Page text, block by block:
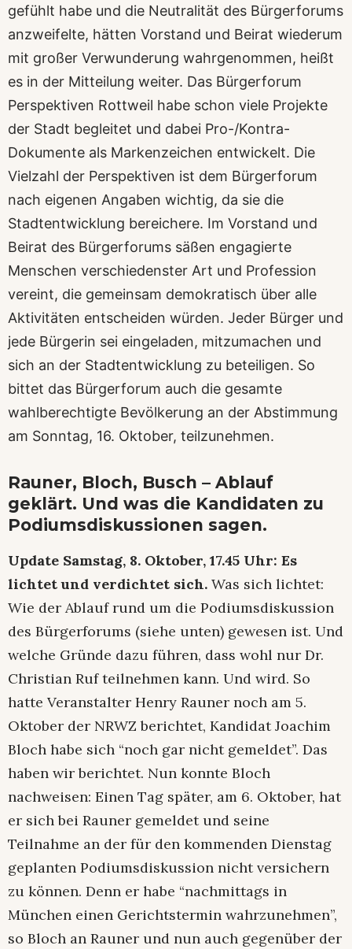
gefühlt habe und die Neutralität des Bürgerforums
anzweifelte, hätten Vorstand und Beirat wiederum
mit großer Verwunderung wahrgenommen, heißt
es in der Mitteilung weiter. Das Bürgerforum
Perspektiven Rottweil habe schon viele Projekte
der Stadt begleitet und dabei Pro-/Kontra-
Dokumente als Markenzeichen entwickelt. Die
Vielzahl der Perspektiven ist dem Bürgerforum
nach eigenen Angaben wichtig, da sie die
Stadtentwicklung bereichere. Im Vorstand und
Beirat des Bürgerforums säßen engagierte
Menschen verschiedenster Art und Profession
vereint, die gemeinsam demokratisch über alle
Aktivitäten entscheiden würden. Jeder Bürger und
jede Bürgerin sei eingeladen, mitzumachen und
sich an der Stadtentwicklung zu beteiligen. So
bittet das Bürgerforum auch die gesamte
wahlberechtigte Bevölkerung an der Abstimmung
am Sonntag, 16. Oktober, teilzunehmen.
Rauner, Bloch, Busch – Ablauf
geklärt. Und was die Kandidaten zu
Podiumsdiskussionen sagen.
Update Samstag, 8. Oktober, 17.45 Uhr: Es
lichtet und verdichtet sich. Was sich lichtet:
Wie der Ablauf rund um die Podiumsdiskussion
des Bürgerforums (siehe unten) gewesen ist. Und
welche Gründe dazu führen, dass wohl nur Dr.
Christian Ruf teilnehmen kann. Und wird. So
hatte Veranstalter Henry Rauner noch am 5.
Oktober der NRWZ berichtet, Kandidat Joachim
Bloch habe sich “noch gar nicht gemeldet”. Das
haben wir berichtet. Nun konnte Bloch
nachweisen: Einen Tag später, am 6. Oktober, hat
er sich bei Rauner gemeldet und seine
Teilnahme an der für den kommenden Dienstag
geplanten Podiumsdiskussion nicht versichern
zu können. Denn er habe “nachmittags in
München einen Gerichtstermin wahrzunehmen”,
so Bloch an Rauner und nun auch gegenüber der